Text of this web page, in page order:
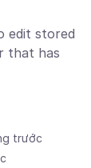
edit stored
that has
trước